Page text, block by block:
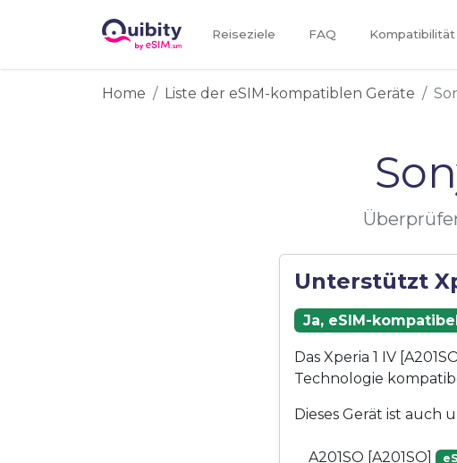
Reiseziele FAQ Kompatibilität
Home Liste der eSIM-kompatiblen Geräte
Unterstützt
Ja, eSIM-
Das Xperia 1 IV
Technologie
Dieses Gerät ist
A201SO [A201SO]